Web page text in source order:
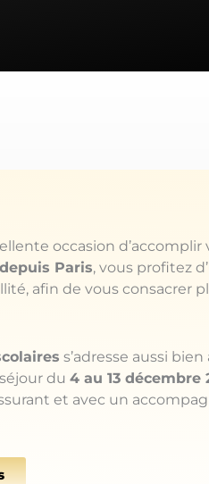
occasion
Paris, vous profitez
afin de vous consacrer
s’adresse aussi
du 4 au 13 décembre
et avec un